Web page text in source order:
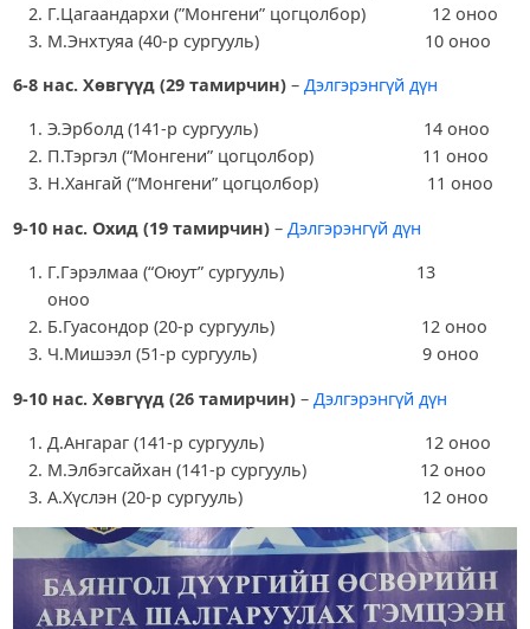
Г.Цагаандархи (”Монгени” цогцолбор) 12 оноо
М.Энхтуяа (40-р сургууль) 10 оноо
6-8 нас. Хөвгүүд (29 тамирчин)– Дэлгэрэнгүй дүн
Э.Эрболд (141-р сургууль) 14 оноо
П.Тэргэл (“Монгени” цогцолбор) 11 оноо
Н.Хангай (“Монгени” цогцолбор) 11 оноо
9-10 нас. Охид (19 тамирчин)– Дэлгэрэнгүй дүн
Г.Гэрэлмаа (“Оюут” сургууль) 13
оноо
Б.Гуасондор (20-р сургууль) 12 оноо
Ч.Мишээл (51-р сургууль) 9 оноо
9-10 нас. Хөвгүүд (26 тамирчин)– Дэлгэрэнгүй дүн
Д.Ангараг (141-р сургууль) 12 оноо
М.Элбэгсайхан (141-р сургууль) 12 оноо
А.Хүслэн (20-р сургууль) 12 оноо